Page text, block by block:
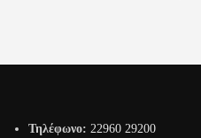
Τηλέφωνο: 22960 29200